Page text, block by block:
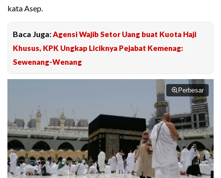
kata Asep.
Baca Juga:Agensi Wajib Setor Uang buat Kuota Haji
Khusus, KPK Ungkap Liciknya Pejabat Kemenag:
Sewenang-Wenang
Perbesar